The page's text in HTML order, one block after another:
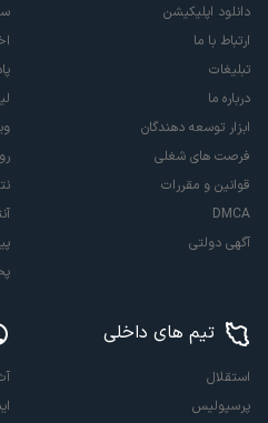
دانلود اپلیکیشن
ارتباط با ما
تبلیغات
درباره ما
ابزار توسعه دهندگان
فرصت های شغلی
قوانین و مقررات
DMCA
آگهی دولتی
تیم های داخلی
استقلال
پرسپولیس